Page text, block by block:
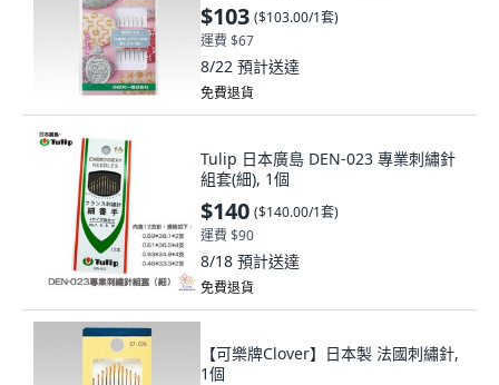
$103 ($103.00/1套)
運費 $67
8/22 預計送達
免費退貨
Tulip 日本廣島 DEN-023 專業刺繡針
組套(細), 1個
$140 ($140.00/1套)
運費 $90
8/18 預計送達
免費退貨
【可樂牌Clover】日本製 法國刺繡針,
1個